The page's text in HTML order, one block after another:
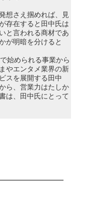
想さえ掴めれば、見
存在すると田中氏は
と言われる商材であ
が明暗を分けると
始められる事業から
やエンタメ業界の新
スを展開する田中
ら、営業力はたしか
は、田中氏にとって